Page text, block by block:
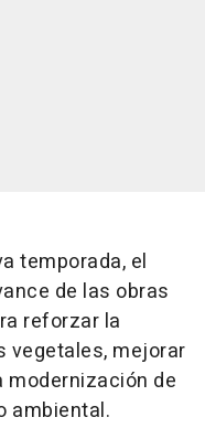
temporada, el
de las obras
reforzar la
vegetales, mejorar
de
ambiental.